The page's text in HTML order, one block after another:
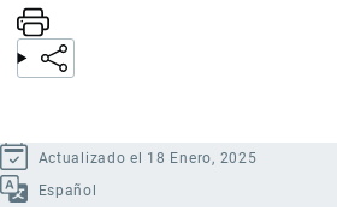
Actualizado el 18 Enero, 2025
Español